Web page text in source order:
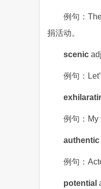
例句：
捐活动。
scenic
例句：
例句：My
authentic
例句：
potential